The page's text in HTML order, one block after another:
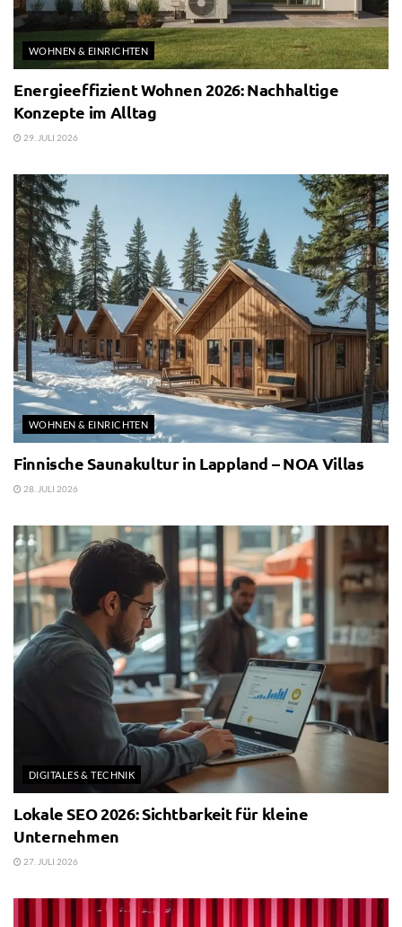
WOHNEN & EINRICHTEN
Energieeffizient Wohnen 2026: Nachhaltige
Konzepte im Alltag
29. JULI 2026
WOHNEN & EINRICHTEN
Finnische Saunakultur in Lappland – NOA Villas
28. JULI 2026
DIGITALES & TECHNIK
Lokale SEO 2026: Sichtbarkeit für kleine
Unternehmen
27. JULI 2026